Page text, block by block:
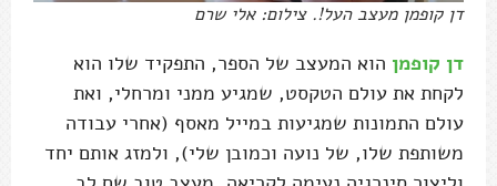
דן קופמן מעצב העל!. צילום: אלי שרם
דן קופמן הוא המעצב של הספר, התפקיד שלו הוא
לקחת את עולם הטקסט, שמגיע ממני ומרחלי, ואת
עולם התמונות שמגיעות במייל מאסף (אחרי עבודה
משותפת שלו, של נועה וכמובן שלי), ולמזג אותם יחד